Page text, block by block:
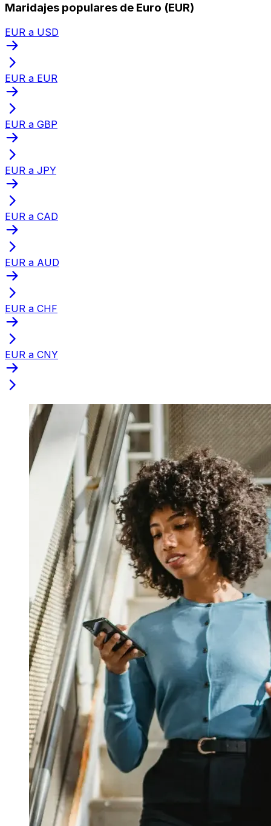
Maridajes populares de Euro (EUR)
EUR a USD
EUR a EUR
EUR a GBP
EUR a JPY
EUR a CAD
EUR a AUD
EUR a CHF
EUR a CNY